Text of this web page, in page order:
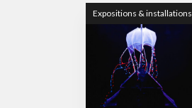
Expositions & installations